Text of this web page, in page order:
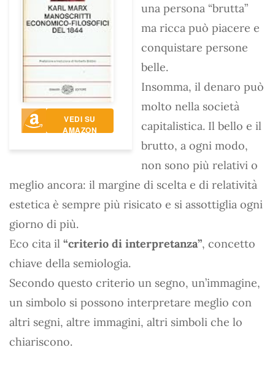
VEDI SU
AMAZON
una persona “brutta”
ma ricca può piacere e
conquistare persone
belle.
Insomma, il denaro può
molto nella società
capitalistica. Il bello e il
brutto, a ogni modo,
non sono più relativi o
meglio ancora: il margine di scelta e di relatività
estetica è sempre più risicato e si assottiglia ogni
giorno di più.
Eco cita il “criterio di interpretanza”, concetto
chiave della semiologia.
Secondo questo criterio un segno, un’immagine,
un simbolo si possono interpretare meglio con
altri segni, altre immagini, altri simboli che lo
chiariscono.